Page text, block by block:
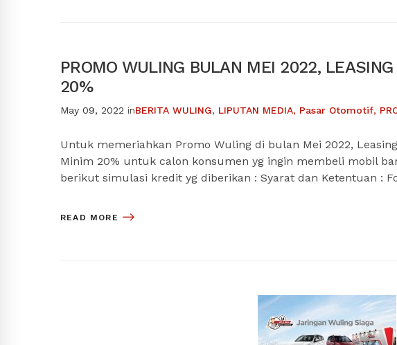
PROMO WULING BULAN MEI 2022,
20%
May 09, 2022 inBERITA WULING, LIPUTAN MEDIA, Pasar Otomotif,
Untuk memeriahkan Promo Wuling di bulan Mei 2022,
Minim 20% untuk calon konsumen yg ingin membeli mobil
berikut simulasi kredit yg diberikan : Syarat dan Ketentuan :
READ MORE